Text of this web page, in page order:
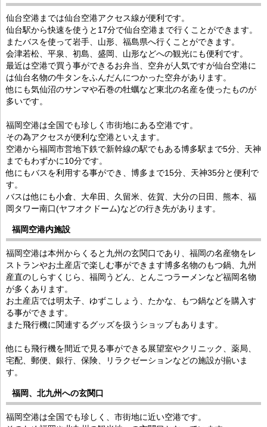
仙台空港までは仙台空港アクセス線が便利です。
仙台駅から快速を使うと17分で仙台空港まで行くことができます。
またバスを使って岩手、山形、福島県へ行くことができます。
会津若松、平泉、初島、盛岡、山形などへの観光にも便利です。
最近は空港で買う事ができるお弁当、空弁が人気ですが仙台空港に
は仙台名物の牛タンをふんだんにつかった空弁があります。
他にも気仙沼のサンマや石巻の牡蠣など東北の名産を使ったものが
多いです。
福岡空港は全国でも珍しく市街地にある空港です。
その為アクセスが便利な空港といえます。
空港から福岡市営地下鉄で新幹線の駅でもある博多駅まで5分、天神
までもわずかに10分です。
他にもバスを利用する事ができ、博多まで15分、天神35分と便利で
す。
バスは他にも小倉、大牟田、久留米、佐賀、大分の日田、熊本、福
岡タワー南口(ヤフオクドーム)などの行き先があります。
福岡空港内施設
福岡空港は本州からくると九州の玄関口であり、福岡の名産物をレ
ストランやお土産店で楽しむ事ができます博多名物のもつ鍋、九州
産直のしらすくじら、福岡うどん、とんこつラーメンなど福岡名物
が多くあります。
お土産店では明太子、ゆずこしょう、たかな、もつ鍋などを購入す
る事ができます。
また飛行機に関連するグッズを扱うショップもあります。
他にも飛行機を間近で見る事ができる展望室やクリニック、薬局、
宅配、郵便、銀行、保険、リラクゼーションなどの施設が揃いま
す。
福岡、北九州への玄関口
福岡空港は全国でも珍しく、市街地に近い空港です。